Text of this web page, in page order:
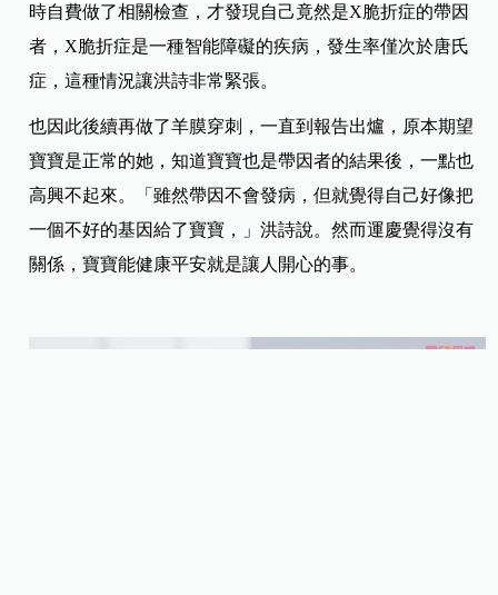
時自費做了相關檢查，才發現自己竟然是X脆折症的帶因
者，X脆折症是一種智能障礙的疾病，發生率僅次於唐氏
症，這種情況讓洪詩非常緊張。
也因此後續再做了羊膜穿刺，一直到報告出爐，原本期望
寶寶是正常的她，知道寶寶也是帶因者的結果後，一點也
高興不起來。「雖然帶因不會發病，但就覺得自己好像把
一個不好的基因給了寶寶，」洪詩說。然而運慶覺得沒有
關係，寶寶能健康平安就是讓人開心的事。